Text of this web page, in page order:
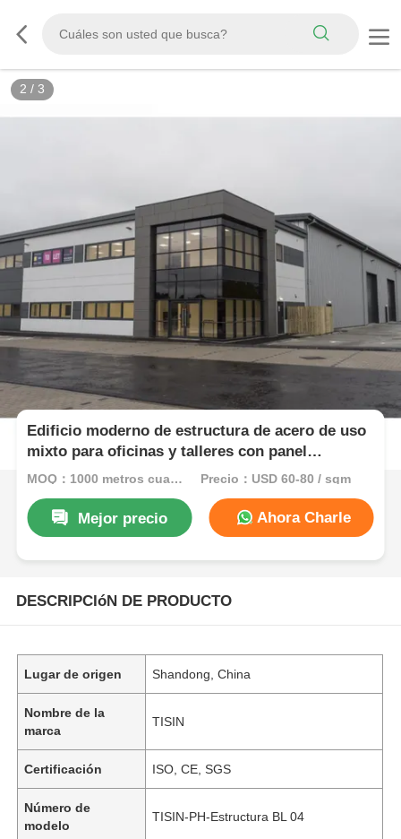
3 / 3
Edificio moderno de estructura de acero de uso
mixto para oficinas y talleres con panel
sándwich
MOQ：1000 metros cuadrados Precio：USD 60-80 / sqm
Mejor precio Ahora Charle
DESCRIPCIóN DE PRODUCTO
Lugar de origen Shandong, China
Nombre de la
marca
TISIN
Certificación ISO, CE, SGS
Número de
modelo
TISIN-PH-Estructura BL 04